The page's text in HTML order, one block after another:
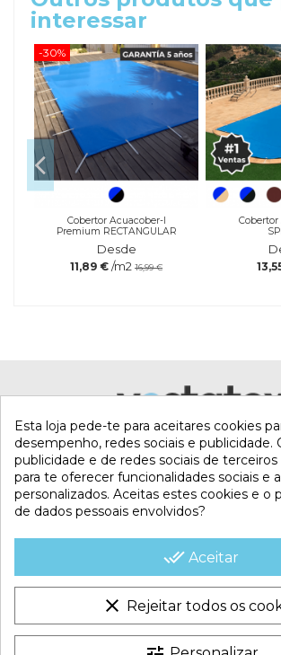
interessar
-30%
Cobertor Acuacober-I
Premium RECTANGULAR
Desde
11,89 € /m2 16,99 €
CONTACTA CON
CONDICIONES
Esta loja pede-te para aceitares cookies
desempenho, redes sociais e publicidade.
publicidade e de redes sociais de
para te oferecer funcionalidades sociais e
personalizados. Aceitas estes cookies e o
de dados pessoais envolvidos?
done_all Aceitar
clear Rejeitar todos os